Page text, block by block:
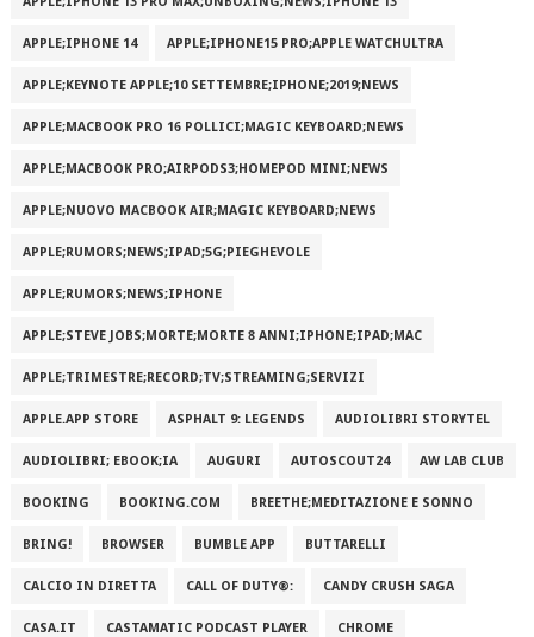
APPLE;IPHONE 14 APPLE;IPHONE15 PRO;APPLE WATCHULTRA
APPLE;KEYNOTE APPLE;10 SETTEMBRE;IPHONE;2019;NEWS
APPLE;MACBOOK PRO 16 POLLICI;MAGIC KEYBOARD;NEWS
APPLE;MACBOOK PRO;AIRPODS3;HOMEPOD MINI;NEWS
APPLE;NUOVO MACBOOK AIR;MAGIC KEYBOARD;NEWS
APPLE;RUMORS;NEWS;IPAD;5G;PIEGHEVOLE
APPLE;RUMORS;NEWS;IPHONE
APPLE;STEVE JOBS;MORTE;MORTE 8 ANNI;IPHONE;IPAD;MAC
APPLE;TRIMESTRE;RECORD;TV;STREAMING;SERVIZI
APPLE.APP STORE ASPHALT 9: LEGENDS AUDIOLIBRI STORYTEL
AUDIOLIBRI; EBOOK;IA AUGURI AUTOSCOUT24 AW LAB CLUB
BOOKING BOOKING.COM BREETHE;MEDITAZIONE E SONNO
BRING! BROWSER BUMBLE APP BUTTARELLI
CALCIO IN DIRETTA CALL OF DUTY®: CANDY CRUSH SAGA
CASA.IT CASTAMATIC PODCAST PLAYER CHROME